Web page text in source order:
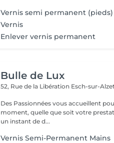
Vernis semi permanent (pieds)
Vernis
Enlever vernis permanent
Bulle de Lux
52, Rue de la Libération Esch-sur-
Des Passionnées vous accueillent
moment, quelle que soit votre
un instant de d...
Vernis Semi-Permanent Mains